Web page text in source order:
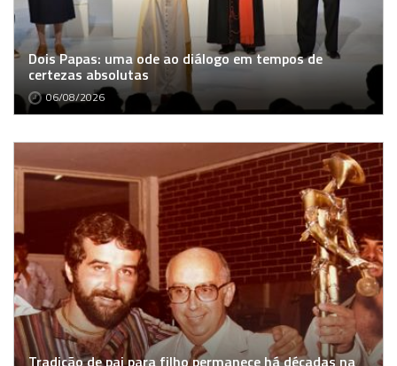
Dois Papas: uma ode ao diálogo em tempos de
certezas absolutas
06/08/2026